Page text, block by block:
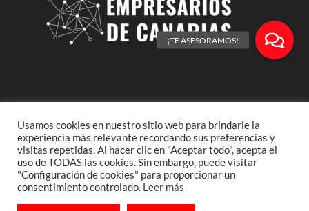
Cristalam es una marca propiedad deInversiones y
Negocios Drago| Idea original deEnrique J.Hernández
Nuez
Usamos cookies en nuestro sitio web para brindarle la
experiencia más relevante recordando sus preferencias y
visitas repetidas. Al hacer clic en "Aceptar todo", acepta el
uso de TODAS las cookies. Sin embargo, puede visitar
"Configuración de cookies" para proporcionar un
consentimiento controlado. Leer más